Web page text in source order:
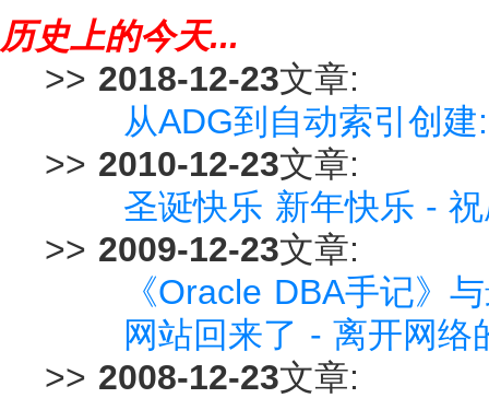
历史上的今天...
>> 2018-12-23文章:
从ADG到自动索引创
>> 2010-12-23文章:
圣诞快乐 新年快乐 -
>> 2009-12-23文章:
《Oracle DBA手记》
网站回来了 - 离开网络
>> 2008-12-23文章: